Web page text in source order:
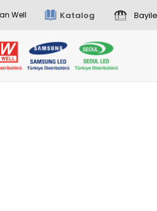
Well Katalog